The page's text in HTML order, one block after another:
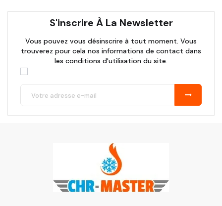
S'inscrire À La Newsletter
Vous pouvez vous désinscrire à tout moment. Vous
trouverez pour cela nos informations de contact dans
les conditions d'utilisation du site.